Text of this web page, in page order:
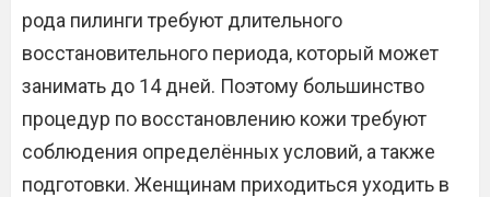
рода пилинги требуют длительного
восстановительного периода, который может
занимать до 14 дней. Поэтому большинство
процедур по восстановлению кожи требуют
соблюдения определённых условий, а также
подготовки. Женщинам приходиться уходить в